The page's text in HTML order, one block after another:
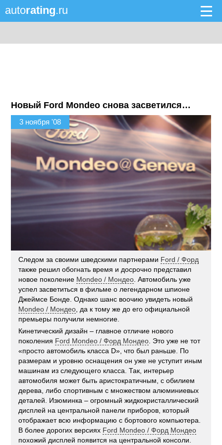
autorating.ru
Новый Ford Mondeo снова засветился…
3 ноября '08
Следом за своими шведскими партнерами Ford / Форд
также решил обогнать время и досрочно представил
новое поколение Mondeo / Мондео . Автомобиль уже
успел засветиться в фильме о легендарном шпионе
Джеймсе Бонде. Однако шанс воочию увидеть новый
Mondeo / Мондео , да к тому же до его официальной
премьеры получили немногие.
Кинетический дизайн – главное отличие нового
поколения Ford Mondeo / Форд Мондео . Это уже не тот
«просто автомобиль класса D», что был раньше. По
размерам и уровню оснащения он уже не уступит иным
машинам из следующего класса. Так, интерьер
автомобиля может быть аристократичным, c обилием
дерева, либо спортивным с множеством алюминиевых
деталей. Изюминка – огромный жидкокристаллический
дисплей на центральной панели приборов, который
отображает всю информацию с бортового компьютера.
В более дорогих версиях Ford Mondeo / Форд Мондео
похожий дисплей появится на центральной консоли.